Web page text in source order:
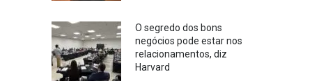
O segredo dos bons
negócios pode estar nos
relacionamentos, diz
Harvard